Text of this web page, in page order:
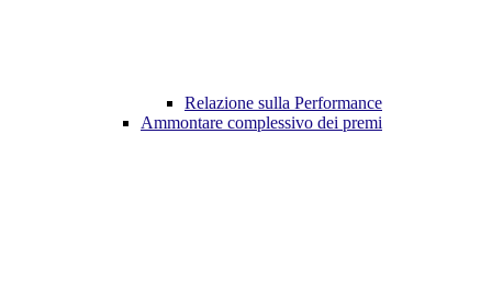
Relazione sulla Performance
Ammontare complessivo dei premi